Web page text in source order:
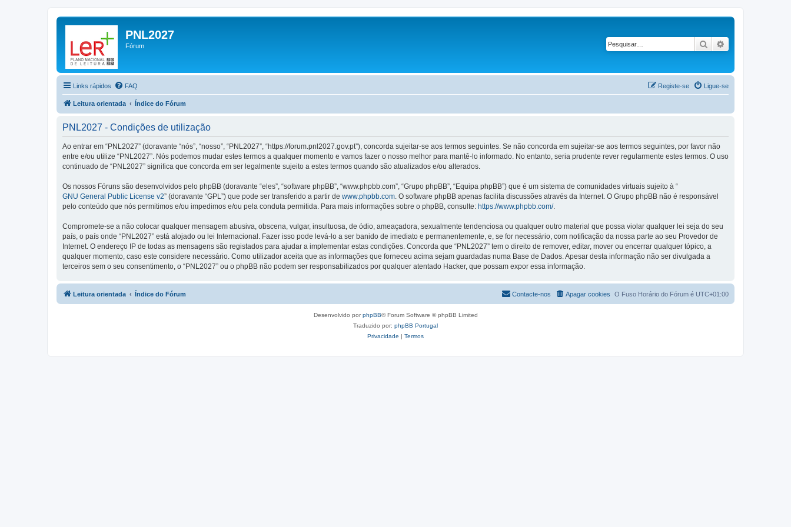
PNL2027
Fórum Pesquisar
Links rápidos FAQ Ligue-se
Registe-se
Leitura orientada Índice do Fórum
PNL2027 - Condições de utilização
Ao entrar em “PNL2027” (doravante “nós”, “nosso”, “PNL2027”, “https://forum.pnl2027.gov.pt”), concorda sujeitar-se aos termos seguintes. Se não concorda em sujeitar-se aos termos seguintes, por favor não
entre e/ou utilize “PNL2027”. Nós podemos mudar estes termos a qualquer momento e vamos fazer o nosso melhor para mantê-lo informado. No entanto, seria prudente rever regularmente estes termos. O uso
continuado de “PNL2027” significa que concorda em ser legalmente sujeito a estes termos quando são atualizados e/ou alterados.
Os nossos Fóruns são desenvolvidos pelo phpBB (doravante “eles”, “software phpBB”, “www.phpbb.com”, “Grupo phpBB”, “Equipa phpBB”) que é um sistema de comunidades virtuais sujeito à “
GNU General Public License v2” (doravante “GPL”) que pode ser transferido a partir de www.phpbb.com. O software phpBB apenas facilita discussões através da Internet. O Grupo phpBB não é responsável
pelo conteúdo que nós permitimos e/ou impedimos e/ou pela conduta permitida. Para mais informações sobre o phpBB, consulte: https://www.phpbb.com/.
Compromete-se a não colocar qualquer mensagem abusiva, obscena, vulgar, insultuosa, de ódio, ameaçadora, sexualmente tendenciosa ou qualquer outro material que possa violar qualquer lei seja do seu
país, o país onde “PNL2027” está alojado ou lei Internacional. Fazer isso pode levá-lo a ser banido de imediato e permanentemente, e, se for necessário, com notificação da nossa parte ao seu Provedor de
Internet. O endereço IP de todas as mensagens são registados para ajudar a implementar estas condições. Concorda que “PNL2027” tem o direito de remover, editar, mover ou encerrar qualquer tópico, a
qualquer momento, caso este considere necessário. Como utilizador aceita que as informações que forneceu acima sejam guardadas numa Base de Dados. Apesar desta informação não ser divulgada a
terceiros sem o seu consentimento, o “PNL2027” ou o phpBB não podem ser responsabilizados por qualquer atentado Hacker, que possam expor essa informação.
Leitura orientada Índice do Fórum O Fuso Horário do Fórum é UTC+01:00
Apagar cookies
Contacte-nos
Desenvolvido porphpBB® Forum Software © phpBB Limited
Traduzido por: phpBB Portugal
Privacidade | Termos